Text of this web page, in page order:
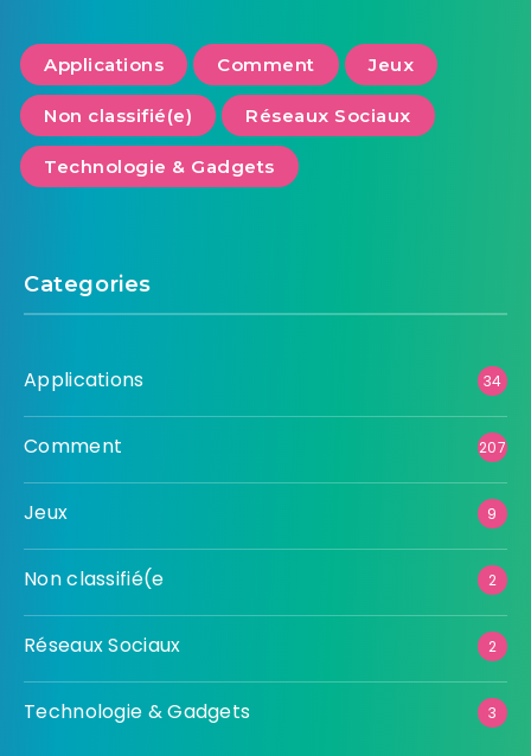
Applications Comment Jeux
Non classifié(e) Réseaux Sociaux
Technologie & Gadgets
Categories
Applications 34
Comment 207
Jeux 9
Non classifié(e 2
Réseaux Sociaux 2
Technologie & Gadgets 3